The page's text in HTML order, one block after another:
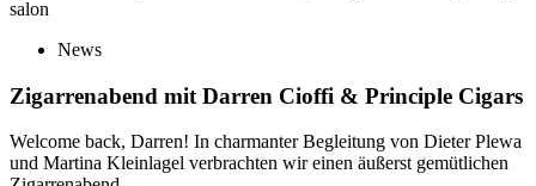
News
Zigarrenabend mit Darren Cioffi & Principle Cigars
Welcome back, Darren! In charmanter Begleitung von Dieter Plewa
und Martina Kleinlagel verbrachten wir einen äußerst gemütlichen